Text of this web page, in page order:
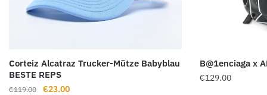
Corteiz Alcatraz Trucker-Mütze Babyblau
BESTE REPS
€119.00
Ursprünglicher
€23.00Aktueller
B@1enciaga x
€129.00